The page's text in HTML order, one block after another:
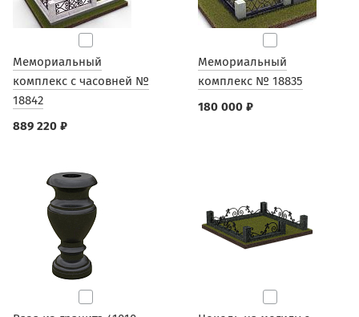
Мемориальный
комплекс с часовней №
18842
889 220 ₽
Мемориальный
комплекс № 18835
180 000 ₽